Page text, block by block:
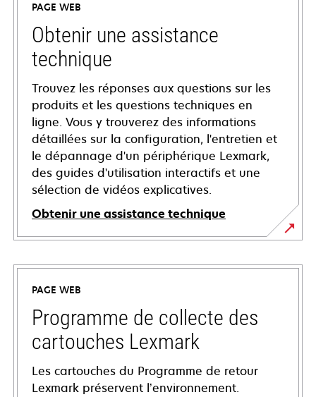
PAGE WEB
Obtenir une assistance
technique
Trouvez les réponses aux questions sur les
produits et les questions techniques en
ligne. Vous y trouverez des informations
détaillées sur la configuration, l'entretien et
le dépannage d'un périphérique Lexmark,
des guides d'utilisation interactifs et une
sélection de vidéos explicatives.
Obtenir une assistance technique
s’ouvre
dans
nouvel
onglet
PAGE WEB
Programme de collecte des
cartouches Lexmark
Les cartouches du Programme de retour
Lexmark préservent l’environnement.